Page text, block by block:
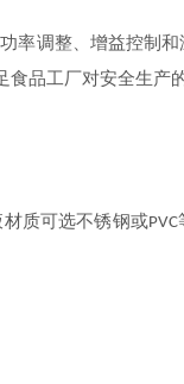
率调整、增益控制
品工厂对安全生产
质可选不锈钢或PVC